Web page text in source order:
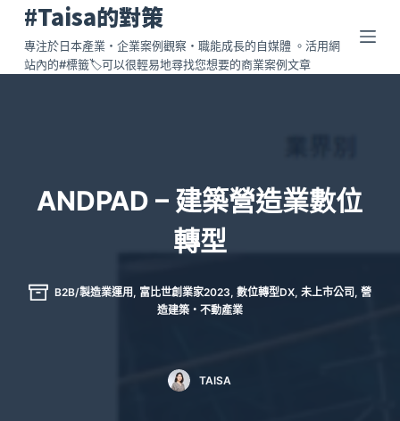
跳
至
主
#Taisa的對策
專注於日本產業・企業案例觀察・職能成長的自媒體 。活用網
站內的#標籤🏷️可以很輕易地尋找您想要的商業案例文章
ANDPAD – 建築營造業數位
轉型
B2B/製造業運用 , 富比世創業家2023, 數位轉型DX, 未上市公司 , 營
造建築・不動產業
TAISA